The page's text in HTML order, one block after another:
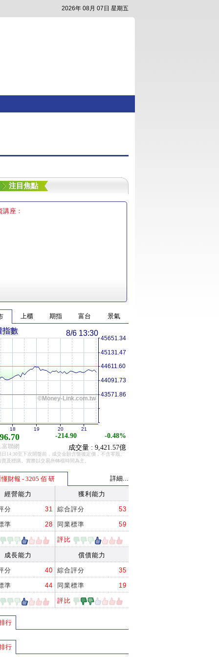
2026年 08月 07日 星期五
注目焦點
講座：
上櫃 期指 富台 景氣
©Money-Link.com.tw
8/6 13:30
-214.90
-0.48%
成交量 : 9,421.57億
指數
18 19 20 21
聯網
43571.86
44091.73
44611.60
45131.47
45651.34
14:30至下次開盤前，成交金額含盤後定價，不含零股、
及標購。實際以交易所轉檔時間為主。
懂財報 - 3205 佰 研 詳細...
經營能力 獲利能力
分 31 綜合評分 53
準 28 同業標準 59
評比
成長能力 償債能力
分 40 綜合評分 35
準 44 同業標準 19
評比
行
行